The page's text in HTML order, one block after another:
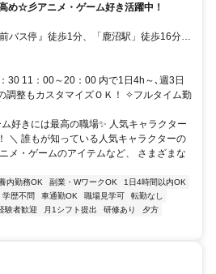
め☆彡アニメ・ゲーム好き活躍中！
バス停』徒歩1分、「鹿沼駅」徒歩16分・
分・車4分、「北鹿沼駅」車8分
30 11：00～20：00 内で1日4h～､週3日
調整もカスタマイズＯＫ！ ✧フルタイム勤
好きには最高の職場✨ 人気キャラクター
＼ 誰もが知っている人気キャラクターの
メ・ゲームのアイテムなど、 さまざまな
内勤務OK 副業・WワークOK
1日4時間以内OK
学歴不問 車通勤OK 職場見学可
転勤なし
験者歓迎 月1シフト提出 研修あり
夕方